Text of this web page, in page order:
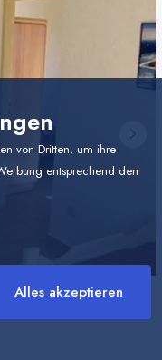
abMemmingen
von Dritten, um ihre
entsprechend den
Alles akzeptieren